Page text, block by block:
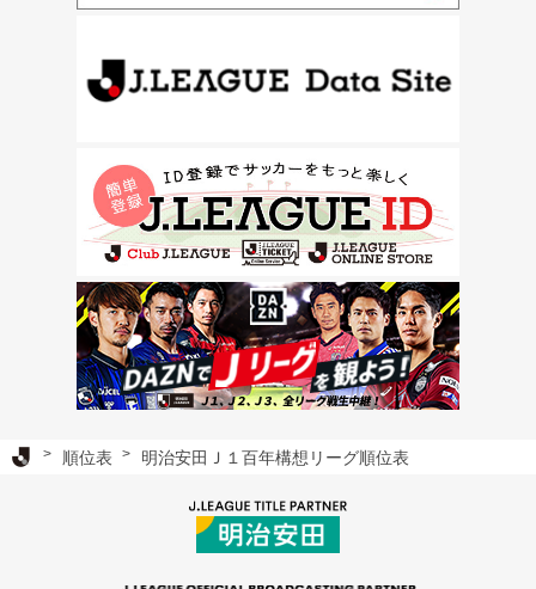
Ｊリーグ TOP
順位表 明治安田Ｊ１百年構想リーグ順位表